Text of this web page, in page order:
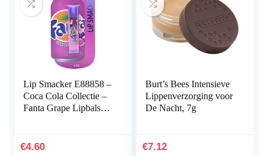
Lip Smacker E88858 –
Coca Cola Collectie –
Fanta Grape Lipbalsem
Cadeau voor Uw…
€4.60
Burt’s Bees Intensieve
Lippenverzorging voor
De Nacht, 7g
€7.12